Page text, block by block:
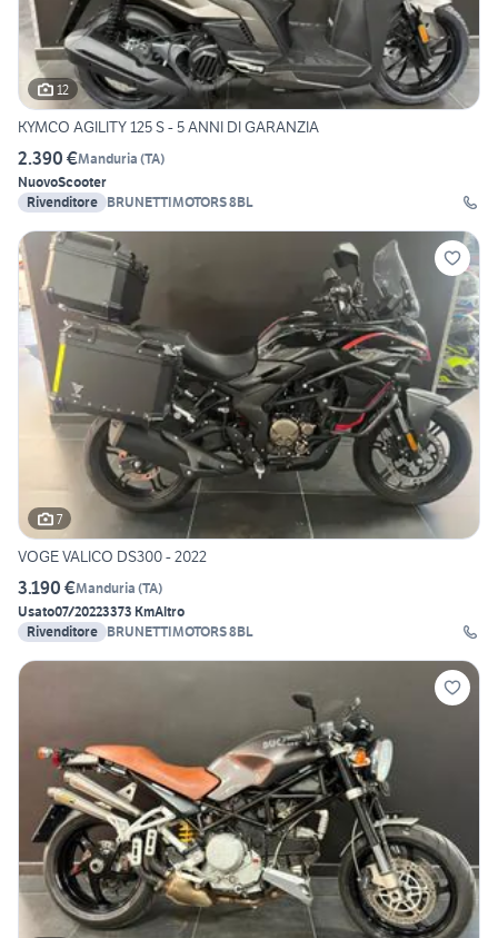
12
KYMCO AGILITY 125 S - 5 ANNI DI GARANZIA
2.390 €Manduria (TA)
NuovoScooter
Rivenditore BRUNETTIMOTORS 8BL
7
VOGE VALICO DS300 - 2022
3.190 €Manduria (TA)
Usato07/20223373 KmAltro
Rivenditore BRUNETTIMOTORS 8BL